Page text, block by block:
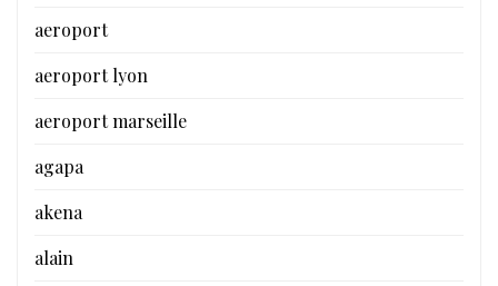
aeroport
aeroport lyon
aeroport marseille
agapa
akena
alain